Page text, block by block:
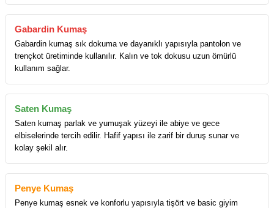
Gabardin Kumaş
Gabardin kumaş sık dokuma ve dayanıklı yapısıyla pantolon ve
trençkot üretiminde kullanılır. Kalın ve tok dokusu uzun ömürlü
kullanım sağlar.
Saten Kumaş
Saten kumaş parlak ve yumuşak yüzeyi ile abiye ve gece
elbiselerinde tercih edilir. Hafif yapısı ile zarif bir duruş sunar ve
kolay şekil alır.
Penye Kumaş
Penye kumaş esnek ve konforlu yapısıyla tişört ve basic giyim